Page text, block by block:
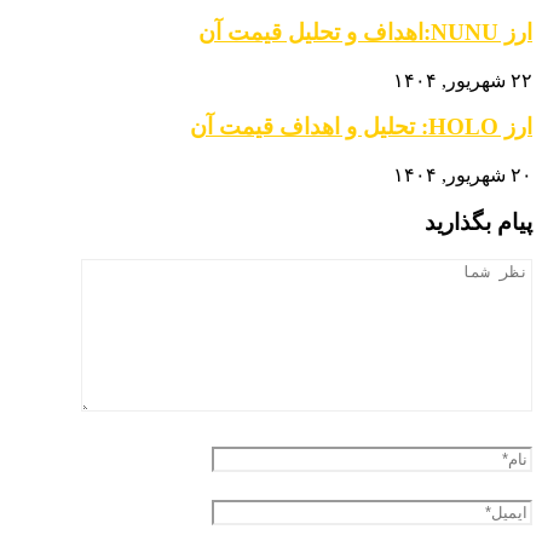
ارز NUNU:اهداف و تحلیل قیمت آن
۲۲ شهریور, ۱۴۰۴
ارز HOLO: تحلیل و اهداف قیمت آن
۲۰ شهریور, ۱۴۰۴
پیام بگذارید